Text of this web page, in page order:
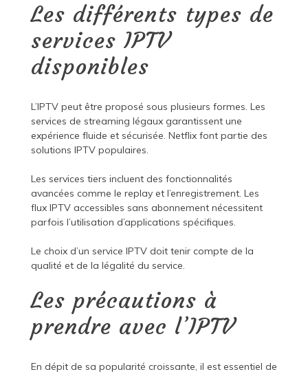
Les différents types de
services IPTV
disponibles
L’IPTV peut être proposé sous plusieurs formes. Les
services de streaming légaux garantissent une
expérience fluide et sécurisée. Netflix font partie des
solutions IPTV populaires.
Les services tiers incluent des fonctionnalités
avancées comme le replay et l’enregistrement. Les
flux IPTV accessibles sans abonnement nécessitent
parfois l’utilisation d’applications spécifiques.
Le choix d’un service IPTV doit tenir compte de la
qualité et de la légalité du service.
Les précautions à
prendre avec l’IPTV
En dépit de sa popularité croissante, il est essentiel de